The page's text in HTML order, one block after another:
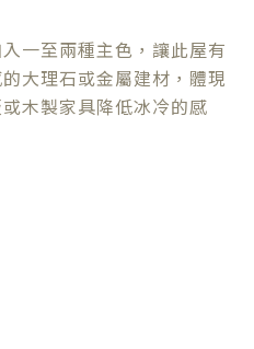
一至兩種主色，讓此屋有
大理石或金屬建材，體現
木製家具降低冰冷的感